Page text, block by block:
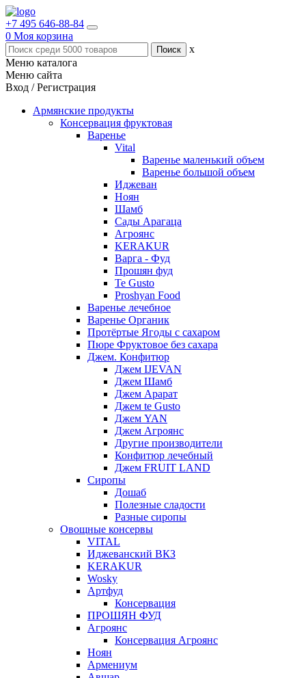
+7 495 646-88-84
0 Моя корзина
x
Меню каталога
Меню сайта
Вход / Регистрация
Армянские продукты
Консервация фруктовая
Варенье
Vital
Варенье маленький объем
Варенье большой объем
Иджеван
Ноян
Шамб
Сады Арагаца
Агроянс
KERAKUR
Варга - Фуд
Прошян фуд
Te Gusto
Proshyan Food
Варенье лечебное
Варенье Органик
Протёртые Ягоды с сахаром
Пюре Фруктовое без сахара
Джем. Конфитюр
Джем IJEVAN
Джем Шамб
Джем Арарат
Джем te Gusto
Джем YAN
Джем Агроянс
Другие производители
Конфитюр лечебный
Джем FRUIT LAND
Сиропы
Дошаб
Полезные сладости
Разные сиропы
Овощные консервы
VITAL
Иджеванский ВКЗ
KERAKUR
Wosky
Артфуд
Консервация
ПРОШЯН ФУД
Агроянс
Консервация Агроянс
Ноян
Армениум